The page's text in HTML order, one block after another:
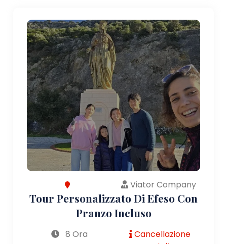
Viator Company
Tour Personalizzato Di Efeso Con
Pranzo Incluso
8 Ora
Cancellazione